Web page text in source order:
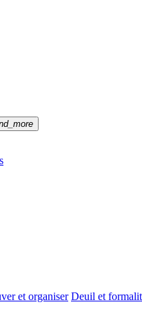
et organiser Deuil et